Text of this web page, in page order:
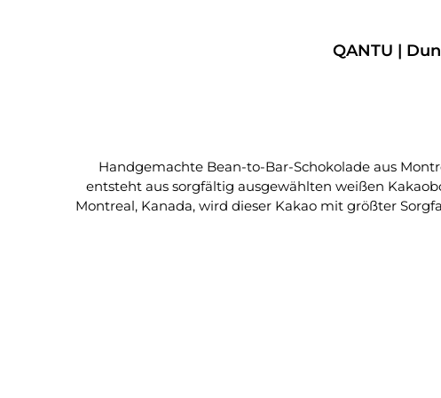
QANTU |
Handgemachte Bean-to-Bar-Schokolade aus Montreal mit seltenen weißen
entsteht aus sorgfältig ausgewählten weißen
Montreal, Kanada, wird dieser Kakao mit größter
Was diese Schokolade so besonders macht • Single-
bringt die typischen Aromen des peruanischen